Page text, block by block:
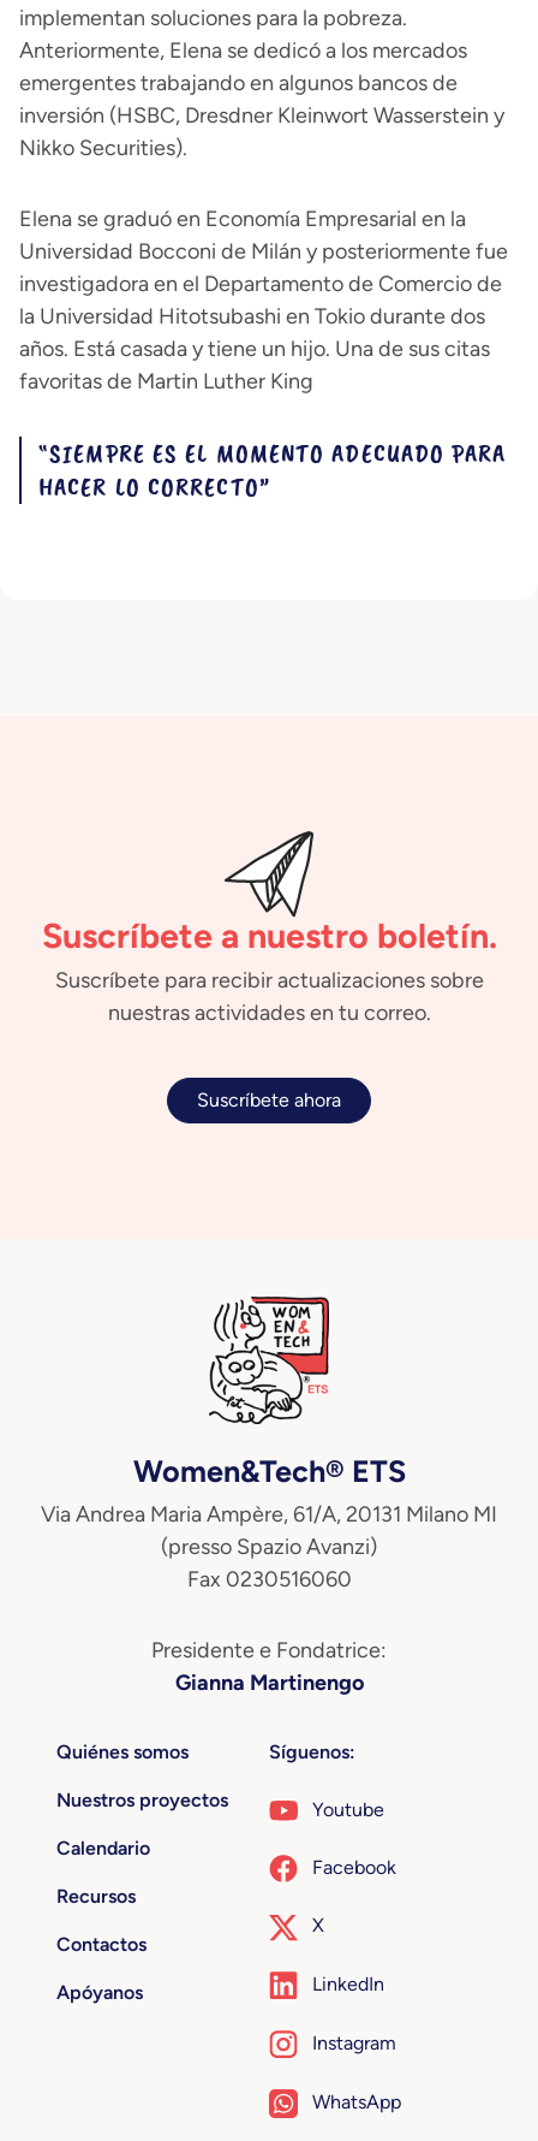
implementan soluciones para la pobreza.
Anteriormente, Elena se dedicó a los mercados
emergentes trabajando en algunos bancos de
inversión (HSBC, Dresdner Kleinwort Wasserstein y
Nikko Securities).
Elena se graduó en Economía Empresarial en la
Universidad Bocconi de Milán y posteriormente fue
investigadora en el Departamento de Comercio de
la Universidad Hitotsubashi en Tokio durante dos
años. Está casada y tiene un hijo. Una de sus citas
favoritas de Martin Luther King
“SIEMPRE ES EL MOMENTO ADECUADO PARA
HACER LO CORRECTO”
Suscríbete a nuestro boletín.
Suscríbete para recibir actualizaciones sobre
nuestras actividades en tu correo.
Suscríbete ahora
Women&Tech® ETS
Via Andrea Maria Ampère, 61/A, 20131 Milano MI
(presso Spazio Avanzi)
Fax 0230516060
Presidente e Fondatrice:
Gianna Martinengo
Quiénes somos
Nuestros proyectos
Calendario
Recursos
Contactos
Apóyanos
Síguenos:
Youtube
Facebook
X
LinkedIn
Instagram
WhatsApp